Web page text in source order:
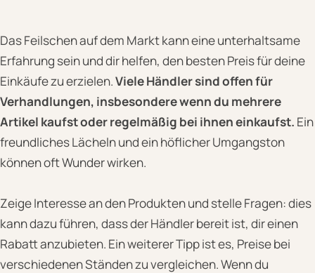
Das Feilschen auf dem Markt kann eine unterhaltsame
Erfahrung sein und dir helfen, den besten Preis für deine
Einkäufe zu erzielen.Viele Händler sind offen für
Verhandlungen, insbesondere wenn du mehrere
Artikel kaufst oder regelmäßig bei ihnen einkaufst. Ein
freundliches Lächeln und ein höflicher Umgangston
können oft Wunder wirken.
Zeige Interesse an den Produkten und stelle Fragen: dies
kann dazu führen, dass der Händler bereit ist, dir einen
Rabatt anzubieten. Ein weiterer Tipp ist es, Preise bei
verschiedenen Ständen zu vergleichen. Wenn du